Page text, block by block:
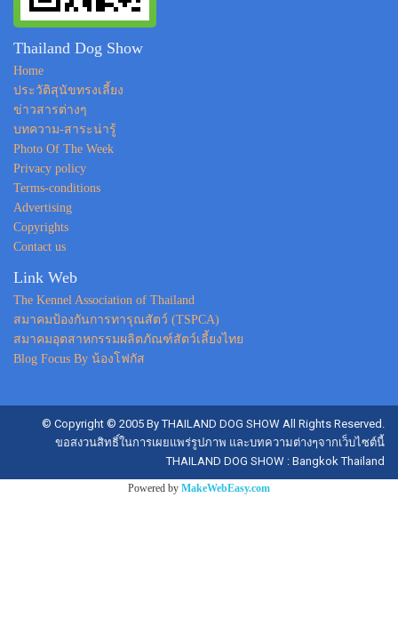
Thailand Dog Show
Home
ประวัติสุนัขทรงเลี้ยง
ข่าวสารต่างๆ
บทความ-สาระน่ารู้
Photo Of The Week
Privacy policy
Terms-conditions
Advertising
Copyrights
Contact us
Link Web
The Kennel Association of Thailand
สมาคมป้องกันการทารุณสัตว์ (TSPCA)
สมาคมอุตสาหกรรมผลิตภัณฑ์สัตว์เลี้ยงไทย
Blog Focus By น้องโฟกัส
© Copyright © 2005 By THAILAND DOG SHOW All Rights Reserved.
ขอสงวนสิทธิ์ในการเผยแพร่รูปภาพ และบทความต่างๆจากเว็บไซต์นี้
THAILAND DOG SHOW : Bangkok Thailand
Powered by MakeWebEasy.com